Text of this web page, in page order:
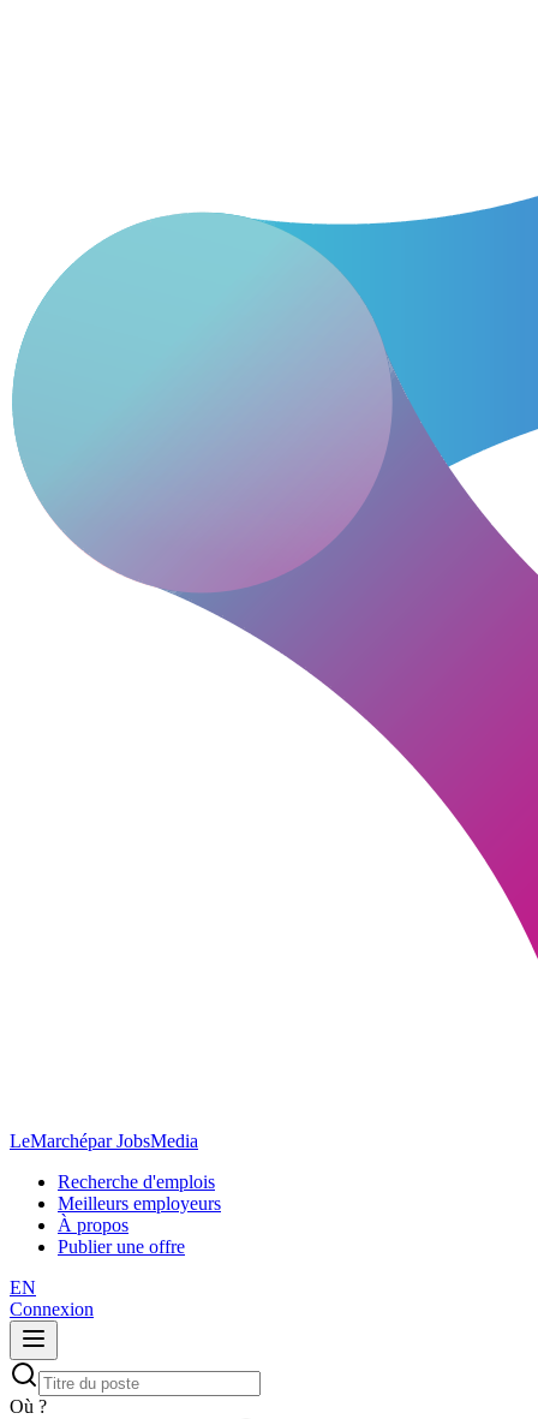
LeMarchépar JobsMedia
Recherche d'emplois
Meilleurs employeurs
À propos
Publier une offre
EN
Connexion
Où ?